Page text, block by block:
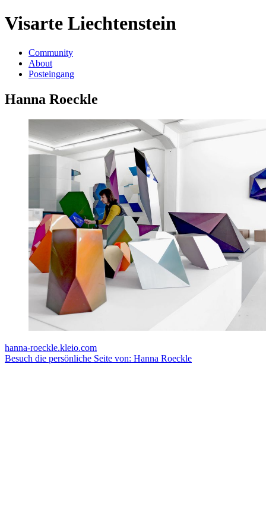
Visarte Liechtenstein
Community
About
Posteingang
Hanna Roeckle
hanna-roeckle.kleio.com
Besuch die persönliche Seite von: Hanna Roeckle